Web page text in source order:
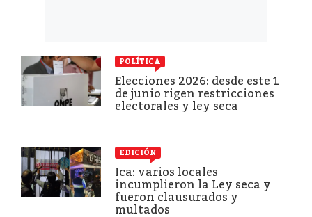
POLÍTICA
Elecciones 2026: desde este 1
de junio rigen restricciones
electorales y ley seca
EDICIÓN
Ica: varios locales
incumplieron la Ley seca y
fueron clausurados y
multados